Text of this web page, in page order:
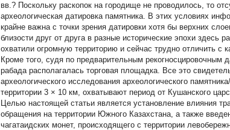
вв.? Поскольку раскопок на городище не проводилось, то
археологическая датировка памятника. В этих условиях
крайне важна с точки зрения датировки хотя бы верхних
близости друг от друга в разные исторические эпохи
охватили огромную территорию и сейчас трудно отличить с
Кроме того, судя по предварительным рекогносцировочным
рабада располагалась торговая площадка. Все это
археологического исследования археологического
территории 3 × 10 км, охватывают период от Кушанского
Целью настоящей статьи является установление влияния
обращения на территории Южного Казахстана, а также
чагатаидских монет, происходящего с территории